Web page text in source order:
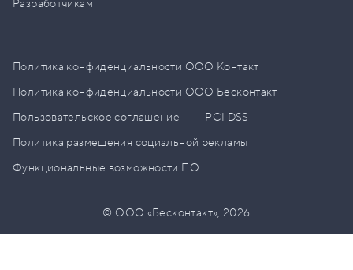
Разработчикам
Политика конфиденциальности ООО Контакт
Политика конфиденциальности ООО Бесконтакт
Пользовательское соглашение
PCI DSS
Политика размещения социальной рекламы
Функциональные возможности ПО
© ООО «Бесконтакт»,2026